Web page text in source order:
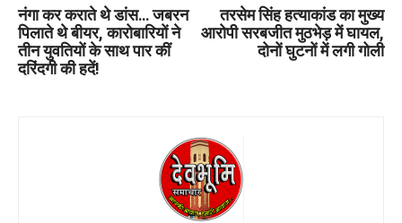
नंगा कर कराते थे डांस… जबरन
पिलाते थे बीयर, कारोबारियों ने
तीन युवतियों के साथ पार कीं
दरिंदगी की हदें!
तरसेम सिंह हत्याकांड का मुख्य
आरोपी सरबजीत मुठभेड़ में घायल,
दोनों घुटनों में लगी गोली